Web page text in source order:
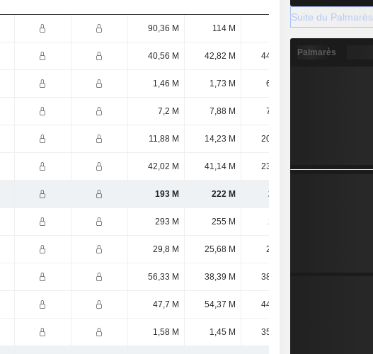
90,36 M 114 M 124 M 160 M
40,56 M 42,82 M 44,05 M 55,5 M
1,46 M 1,73 M 6,92 M
7,2 M 7,88 M 7,98 M
11,88 M 14,23 M 20,07 M
42,02 M 41,14 M 23,62 M
193 M 222 M 227 M
293 M 255 M 251 M
29,8 M 25,68 M 25,4 M
56,33 M 38,39 M 38,87 M
47,7 M 54,37 M 44,58 M
1,58 M 1,45 M 35,45 M
Suite du Palmarès
Palmarès